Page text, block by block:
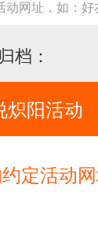
档：
炽阳活动
定活动